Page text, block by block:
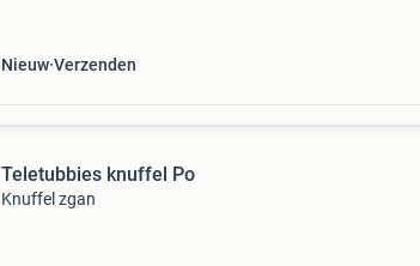
Nieuw Verzenden
Teletubbies knuffel Po
Knuffel zgan